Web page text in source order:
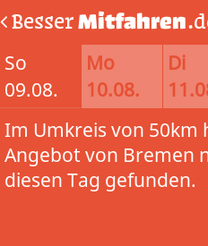
BesserMitfahren
So
09.08.
Mo
10.08.
Di
Im Umkreis von 50km
Angebot von Bremen
diesen Tag gefunden.